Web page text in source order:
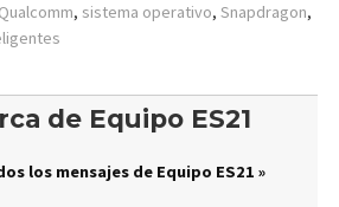
Qualcomm, sistema operativo,Snapdragon,
de Equipo ES21
los mensajes de Equipo ES21 »